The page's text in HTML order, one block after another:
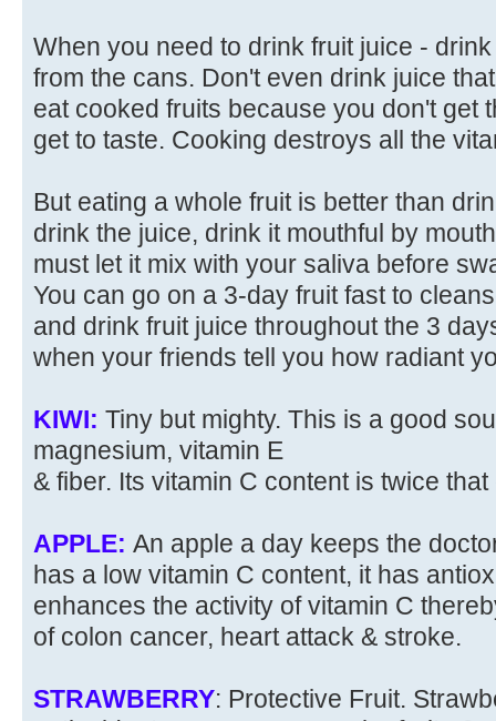
When you need to drink fruit juice -
from the cans. Don't even drink juice
eat cooked fruits because you don't get
get to taste. Cooking destroys all the
But eating a whole fruit is better than
drink the juice, drink it mouthful by
must let it mix with your saliva before
You can go on a 3-day fruit fast to
and drink fruit juice throughout the 3
when your friends tell you how radiant
KIWI: Tiny but mighty. This is a good
magnesium, vitamin E
& fiber. Its vitamin C content is twice
APPLE: An apple a day keeps the
has a low vitamin C content, it has
enhances the activity of vitamin C
of colon cancer, heart attack & stroke.
STRAWBERRY: Protective Fruit.